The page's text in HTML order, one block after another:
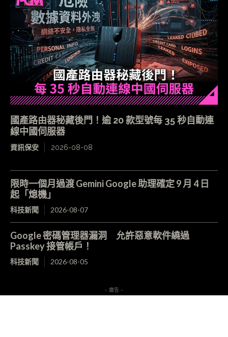
國產路由器秘藏後門！逾 20 款型號每 35 秒自動連
線中國伺服器
資訊保安 2026-08-08
限時一個月過渡 Gemini Google 助理確定 9 月 4 日
起「熄機」
科技新聞 2026-08-07
Google 密碼管理器漏洞 允許惡意軟件繞過
Passkey 接管帳戶！
科技新聞 2026-08-05
- 廣告 -